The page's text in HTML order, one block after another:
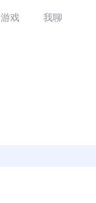
游戏 我聊